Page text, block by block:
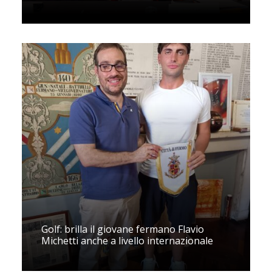
Golf: brilla il giovane fermano Flavio
Michetti anche a livello internazionale